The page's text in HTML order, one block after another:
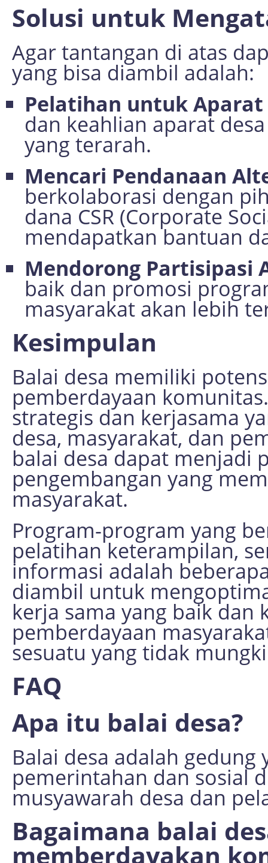
Solusi untuk
Agar tantangan di atas
yang bisa diambil adalah:
Pelatihan untuk Aparat
dan keahlian aparat
yang terarah.
Mencari Pendanaan
berkolaborasi dengan
dana CSR (Corporate
mendapatkan bantuan
Mendorong Partisipasi
baik dan promosi
masyarakat akan lebih
Kesimpulan
Balai desa memiliki
pemberdayaan
strategis dan kerjasama
desa, masyarakat, dan
balai desa dapat menjadi
pengembangan yang
masyarakat.
Program-program yang
pelatihan keterampilan,
informasi adalah
diambil untuk
kerja sama yang baik
pemberdayaan
sesuatu yang tidak
FAQ
Apa itu balai desa?
Balai desa adalah
pemerintahan dan sosial
musyawarah desa dan
Bagaimana balai
memberdayakan